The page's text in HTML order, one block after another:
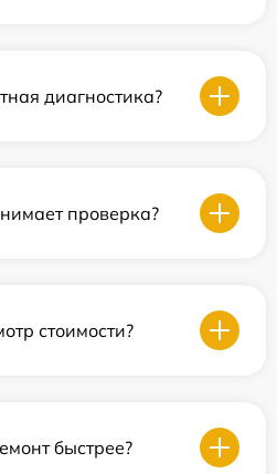
диагностика?
проверка?
стоимости?
быстрее?